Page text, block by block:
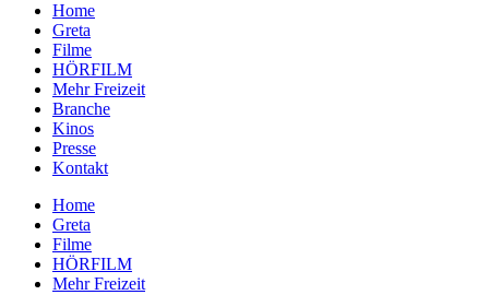
Home
Greta
Filme
HÖRFILM
Mehr Freizeit
Branche
Kinos
Presse
Kontakt
Home
Greta
Filme
HÖRFILM
Mehr Freizeit